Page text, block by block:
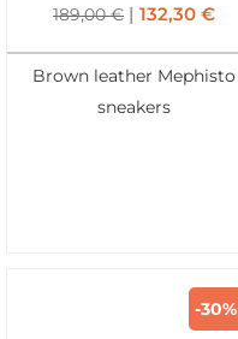
189,00€ 132,30 €
Brown leather Mephisto
sneakers
-30%